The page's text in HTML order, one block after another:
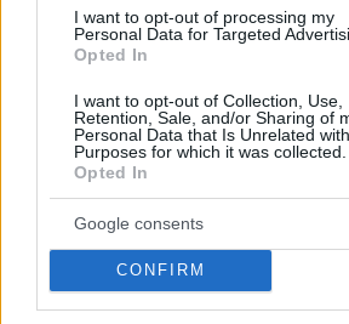
I want to opt-out of processing my
Personal Data for Targeted
Opted In
I want to opt-out of Collection, Use,
Retention, Sale, and/or Sharing of
Personal Data that Is Unrelated
Purposes for which it was collected.
Opted In
Google consents
CONFIRM
Στους Loukoumothers, είτε βρεθείς
τους στη Νέα Σμύρνη, είτε στο
Πειραιά, εκτός από τα cups με τις
και αλμυρές επικαλύψεις, αξίζει να